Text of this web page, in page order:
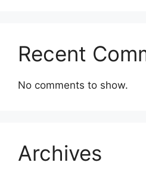
Recent
No comments to show.
Archives